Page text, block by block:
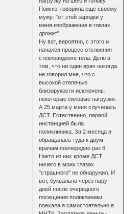
Помню, говорила еще своему
мужу: "от этой зарядки у
меня изображение в глазах
дрожит".
Ну вот, вероятно, с этого и
начался процесс отслоения
стекловидного тела. Дело в
том, что ни один врач никогда
не говорил мне, что с
высокой степенью
близорукости исключены
некоторые силовые нагрузки.
А 25 марта у меня случилась
ДСТ. Естественно, первой
инстанцией была
поликлиника. За 2 месяца я
обращалась туда к двум
врачам поочередно раз 6.
Никто из них кроме ДСТ
ничего в моих глазах
"страшного" не обнаружил. И
вот, буквально через пару
дней после очередного
посещения поликлиники,
поехала я самостоятельно в